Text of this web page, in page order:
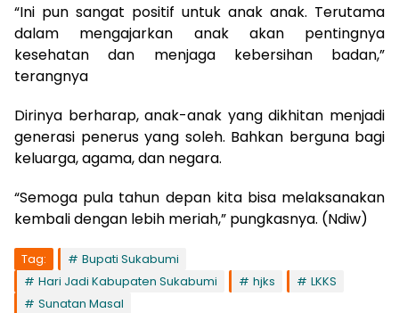
“Ini pun sangat positif untuk anak anak. Terutama
dalam mengajarkan anak akan pentingnya
kesehatan dan menjaga kebersihan badan,”
terangnya
Dirinya berharap, anak-anak yang dikhitan menjadi
generasi penerus yang soleh. Bahkan berguna bagi
keluarga, agama, dan negara.
“Semoga pula tahun depan kita bisa melaksanakan
kembali dengan lebih meriah,” pungkasnya. (Ndiw)
Tag:
Bupati Sukabumi
Hari Jadi Kabupaten Sukabumi
hjks
LKKS
Sunatan Masal